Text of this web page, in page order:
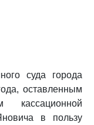
суда города
оставленным
кассационной
в пользу